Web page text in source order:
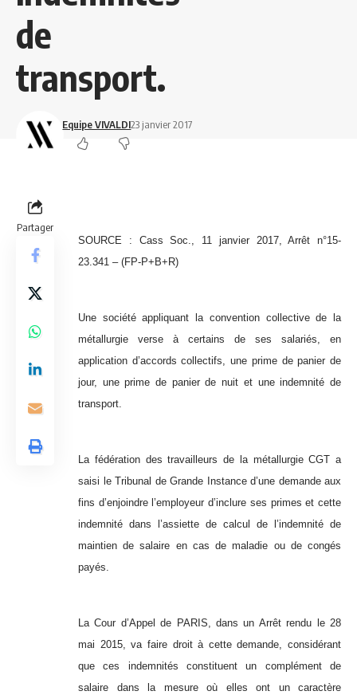
de
transport.
Equipe VIVALDI23 janvier 2017
Partager
SOURCE : Cass Soc., 11 janvier 2017, Arrêt n°15-
23.341 – (FP-P+B+R)
Une société appliquant la convention collective de la
métallurgie verse à certains de ses salariés, en
application d’accords collectifs, une prime de panier de
jour, une prime de panier de nuit et une indemnité de
transport.
La fédération des travailleurs de la métallurgie CGT a
saisi le Tribunal de Grande Instance d’une demande aux
fins d’enjoindre l’employeur d’inclure ses primes et cette
indemnité dans l’assiette de calcul de l’indemnité de
maintien de salaire en cas de maladie ou de congés
payés.
La Cour d’Appel de PARIS, dans un Arrêt rendu le 28
mai 2015, va faire droit à cette demande, considérant
que ces indemnités constituent un complément de
salaire dans la mesure où elles ont un caractère